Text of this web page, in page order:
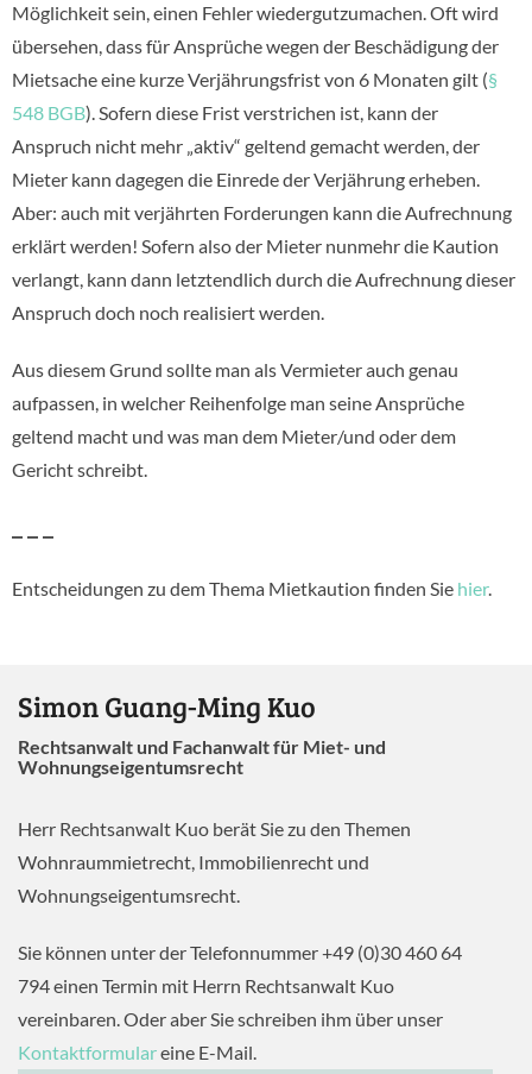
Möglichkeit sein, einen Fehler wiedergutzumachen. Oft wird
übersehen, dass für Ansprüche wegen der Beschädigung der
Mietsache eine kurze Verjährungsfrist von 6 Monaten gilt (§
548 BGB). Sofern diese Frist verstrichen ist, kann der
Anspruch nicht mehr „aktiv“ geltend gemacht werden, der
Mieter kann dagegen die Einrede der Verjährung erheben.
Aber: auch mit verjährten Forderungen kann die Aufrechnung
erklärt werden! Sofern also der Mieter nunmehr die Kaution
verlangt, kann dann letztendlich durch die Aufrechnung dieser
Anspruch doch noch realisiert werden.
Aus diesem Grund sollte man als Vermieter auch genau
aufpassen, in welcher Reihenfolge man seine Ansprüche
geltend macht und was man dem Mieter/und oder dem
Gericht schreibt.
– – –
Entscheidungen zu dem Thema Mietkaution finden Sie hier.
Simon Guang-Ming Kuo
Rechtsanwalt und Fachanwalt für Miet- und
Wohnungseigentumsrecht
Herr Rechtsanwalt Kuo berät Sie zu den Themen
Wohnraummietrecht, Immobilienrecht und
Wohnungseigentumsrecht.
Sie können unter der Telefonnummer +49 (0)30 460 64
794 einen Termin mit Herrn Rechtsanwalt Kuo
vereinbaren. Oder aber Sie schreiben ihm über unser
Kontaktformulareine E-Mail.